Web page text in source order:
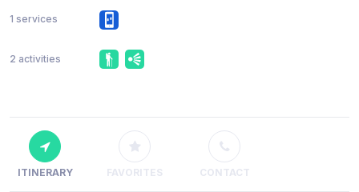
1 services
2 activities
ITINERARY FAVORITES CONTACT